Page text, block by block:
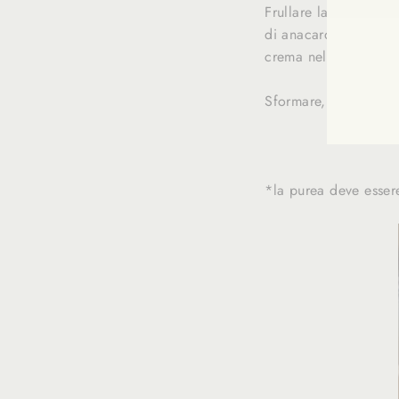
Frullare la zucca
di anacardi, lo
crema nello stampo
Sformare, guarnire e
*la purea deve